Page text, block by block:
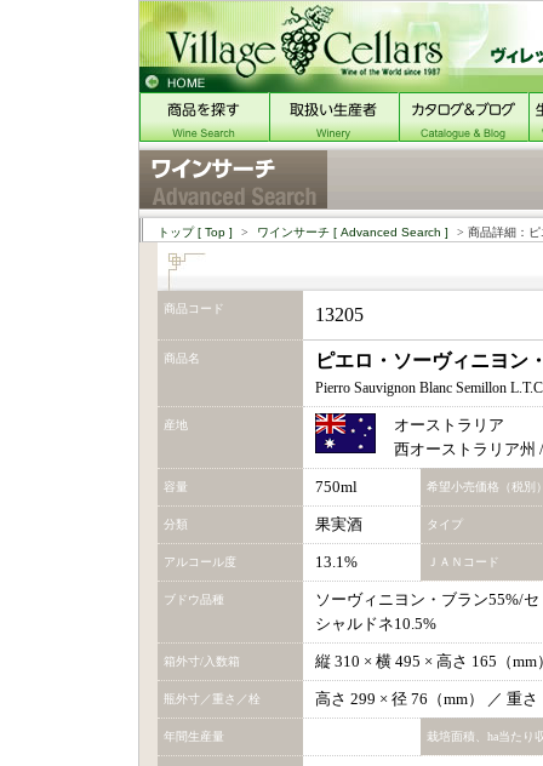
トップ[ Top ] > ワインサーチ [ Advanced Search ] > 商品詳細：
商品コード 13205
商品名 ピエロ・ソーヴィニヨン
Pierro Sauvignon Blanc Semillon
産地
オーストラリア
西オーストラリア州
容量 750ml 希望小売価格（税別
分類 果実酒 タイプ
アルコール度 13.1% ＪＡＮコード
ブドウ品種
ソーヴィニヨン・ブラン55%/
シャルドネ10.5%
箱外寸/入数箱 縦 310 × 横 495 × 高さ 165（
瓶外寸／重さ／栓 高さ 299 × 径 76（mm） ／ 重
年間生産量 栽培面積、ha当たり